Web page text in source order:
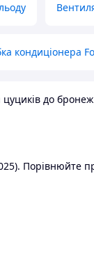
кондиціонера
до
Порівнюйте